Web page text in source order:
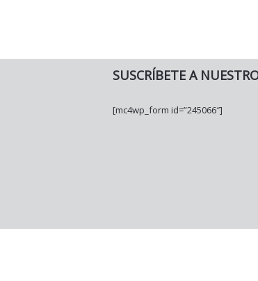
SUSCRÍBETE A
[mc4wp_form id=”245066″]